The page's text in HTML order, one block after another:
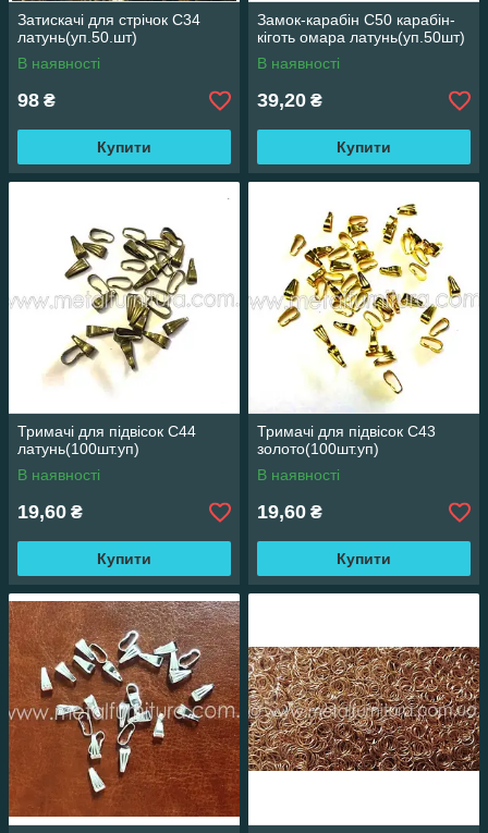
Затискачі для стрічок С34
латунь(уп.50.шт)
В наявності
98 ₴
Купити
Замок-карабін С50 карабін-
кіготь омара латунь(уп.50шт)
В наявності
39,20 ₴
Купити
Тримачі для підвісок С44
латунь(100шт.уп)
В наявності
19,60 ₴
Купити
Тримачі для підвісок С43
золото(100шт.уп)
В наявності
19,60 ₴
Купити